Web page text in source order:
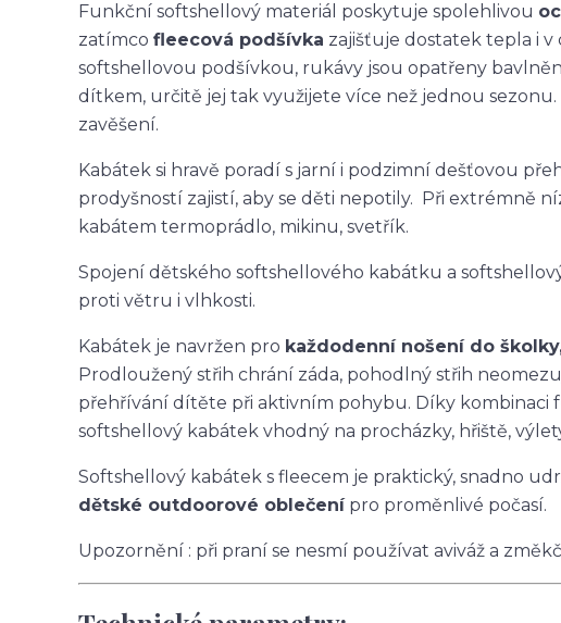
Funkční softshellový materiál poskytuje spolehlivou
zatímco fleecová podšívka zajišťuje dostatek tepla i v
softshellovou podšívkou, rukávy jsou opatřeny
dítkem, určitě jej tak využijete více než jednou
zavěšení.
Kabátek si hravě poradí s jarní i podzimní dešťovou
prodyšností zajistí, aby se děti nepotily. Při extrémně
kabátem termoprádlo, mikinu, svetřík.
Spojení dětského softshellového kabátku a
proti větru i vlhkosti.
Kabátek je navržen pro každodenní nošení do
Prodloužený střih chrání záda, pohodlný střih
přehřívání dítěte při aktivním pohybu. Díky
softshellový kabátek vhodný na procházky, hřiště,
Softshellový kabátek s fleecem je praktický, snadno
dětské outdoorové oblečenípro proměnlivé počasí.
Upozornění : při praní se nesmí používat aviváž a